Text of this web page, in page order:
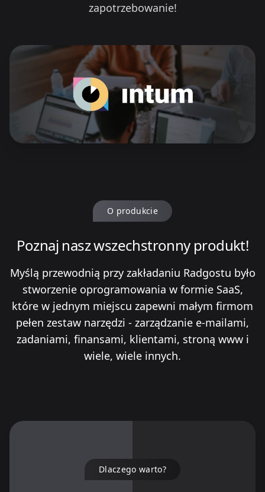
zapotrzebowanie!
O produkcie
Poznaj nasz wszechstronny produkt!
Myślą przewodnią przy zakładaniu Radgostu było
stworzenie oprogramowania w formie SaaS,
które w jednym miejscu zapewni małym firmom
pełen zestaw narzędzi - zarządzanie e-mailami,
zadaniami, finansami, klientami, stroną www i
wiele, wiele innych.
Dlaczego warto?